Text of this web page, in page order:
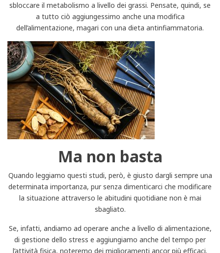
sbloccare il metabolismo a livello dei grassi. Pensate, quindi, se
a tutto ciò aggiungessimo anche una modifica
dell’alimentazione, magari con una dieta antinfiammatoria.
Ma non basta
Quando leggiamo questi studi, però, è giusto dargli sempre una
determinata importanza, pur senza dimenticarci che modificare
la situazione attraverso le abitudini quotidiane non è mai
sbagliato.
Se, infatti, andiamo ad operare anche a livello di alimentazione,
di gestione dello stress e aggiungiamo anche del tempo per
l’attività fisica, noteremo dei miglioramenti ancor più efficaci.